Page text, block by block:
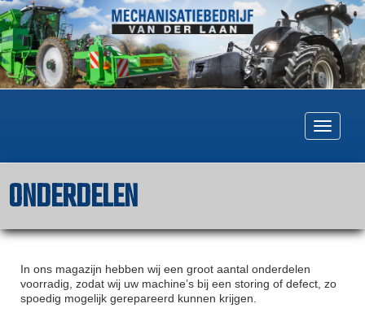
ONDERDELEN
In ons magazijn hebben wij een groot aantal onderdelen
voorradig, zodat wij uw machine’s bij een storing of defect, zo
spoedig mogelijk gerepareerd kunnen krijgen.